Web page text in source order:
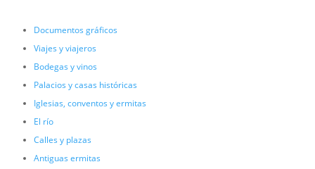
Documentos gráficos
Viajes y viajeros
Bodegas y vinos
Palacios y casas históricas
Iglesias, conventos y ermitas
El río
Calles y plazas
Antiguas ermitas